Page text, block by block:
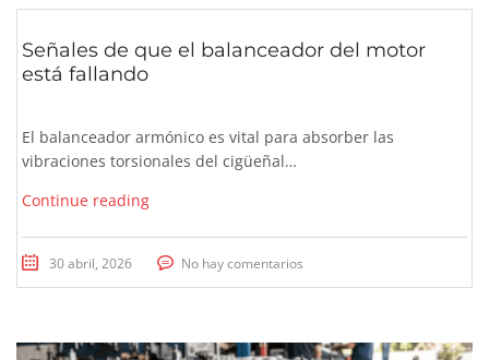
Señales de que el balanceador del motor
está fallando
El balanceador armónico es vital para absorber las
vibraciones torsionales del cigüeñal…
Continue reading
30 abril, 2026 No hay comentarios